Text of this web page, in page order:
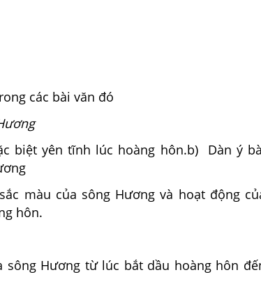
các bài văn đó
biệt yên tĩnh lúc hoàng hôn.b) Dàn ý
màu của sông Hương và hoạt động
hôn.
sông Hương từ lúc bắt dầu hoàng hôn